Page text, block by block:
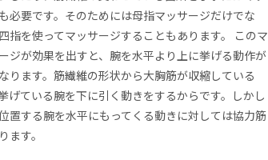
必要です。そのためには母指マッサージだけでな
指を使ってマッサージすることもあります。 このマ
ジが効果を出すと、腕を水平より上に挙げる動作が
ります。筋繊維の形状から大胸筋が収縮している
げている腕を下に引く動きをするからです。しかし
置する腕を水平にもってくる動きに対しては協力筋
ます。